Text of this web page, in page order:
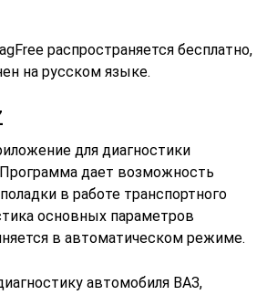
распространяется бесплатно,
на русском языке.
для диагностики
дает возможность
в работе транспортного
основных параметров
в автоматическом режиме.
автомобиля ВАЗ,